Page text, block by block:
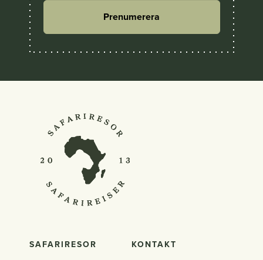
Prenumerera
SAFARIRESOR KONTAKT